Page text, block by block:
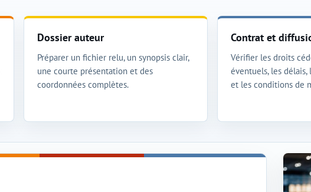
Dossier auteur
Préparer un fichier relu, un synopsis clair,
une courte présentation et des
coordonnées complètes.
Contrat et
Vérifier les droits
éventuels, les
et les conditions de